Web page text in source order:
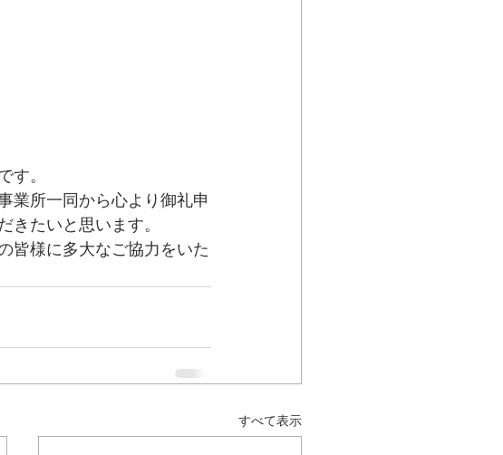
す。
業所一同から心より御礼申
きたいと思います。
皆様に多大なご協力をいた
すべて表示